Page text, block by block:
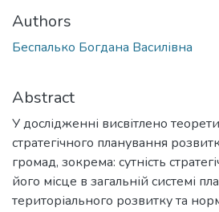
Authors
Беспалько Богдана Василівна
Abstract
У дослідженні висвітлено
стратегічного планування
громад, зокрема: сутність
його місце в загальній системі
територіального розвитку та